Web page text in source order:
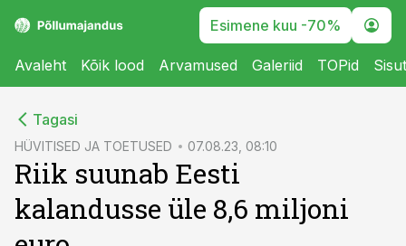
Esimene kuu -70%
Avaleht Kõik lood Arvamused Galeriid TOPid
Tagasi
HÜVITISED JA TOETUSED 07.08.23, 08:10
Riik suunab Eesti
kalandusse üle 8,6 miljoni